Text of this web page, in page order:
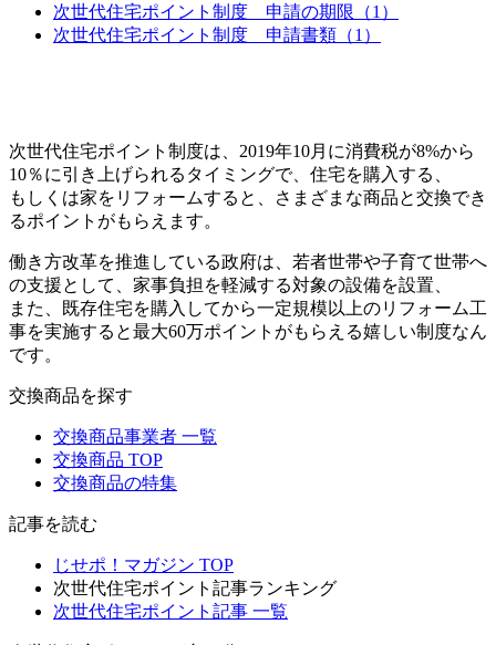
次世代住宅ポイント制度 申請の期限（1）
次世代住宅ポイント制度 申請書類（1）
次世代住宅ポイント制度は、2019年10月に消費税が8%から
10％に引き上げられるタイミングで、住宅を購入する、
もしくは家をリフォームすると、さまざまな商品と交換でき
るポイントがもらえます。
働き方改革を推進している政府は、若者世帯や子育て世帯へ
の支援として、家事負担を軽減する対象の設備を設置、
また、既存住宅を購入してから一定規模以上のリフォーム工
事を実施すると最大60万ポイントがもらえる嬉しい制度なん
です。
交換商品を探す
交換商品事業者 一覧
交換商品 TOP
交換商品の特集
記事を読む
じせポ！マガジン TOP
次世代住宅ポイント記事ランキング
次世代住宅ポイント記事 一覧